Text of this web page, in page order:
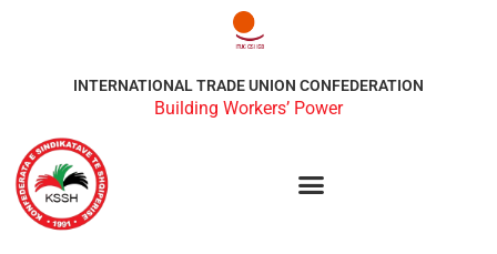
INTERNATIONAL TRADE UNION CONFEDERATION
Building Workers’ Power